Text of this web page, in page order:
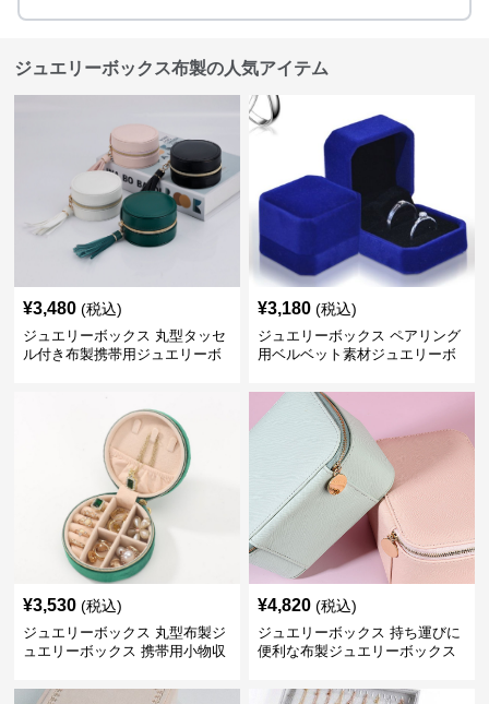
ジュエリーボックス布製の人気アイテム
¥3,480 (税込)
ジュエリーボックス 丸型タッセ
ル付き布製携帯用ジュエリーボ
¥3,180 (税込)
ジュエリーボックス ペアリング
用ベルベット素材ジュエリーボ
¥3,530 (税込)
ジュエリーボックス 丸型布製ジ
ュエリーボックス 携帯用小物収
¥4,820 (税込)
ジュエリーボックス 持ち運びに
便利な布製ジュエリーボックス